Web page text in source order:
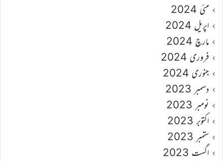
مئی 2024
اپریل 2024
مارچ 2024
فروری 2024
جنوری 2024
دسمبر 2023
نومبر 2023
اکتوبر 2023
ستمبر 2023
اگست 2023